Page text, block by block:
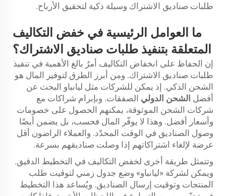
طلبات صناديق الاشتراك وسيلة ذكية لتحقيق الأرباح.
ما العوامل الرئيسية في خفض التكاليف
المتعلقة بتنفيذ طلبات صناديق الاشتراك؟
إن الحفاظ على انخفاض التكاليف أمرٌ بالغ الأهمية في تنفيذ
طلبات صناديق الاشتراك. ومن أبرز الطرق لتوفير المال هو
الشحن الذكي. إذ يمكن للشركات مثل ليانباو البحث عن
أفضل الشحن الدولي الصفقات. وبإبرام شراكات مع
شركات الشحن الموثوقة، يمكنهم الحصول على خصومات
وأسعار أفضل. وهذا لا يوفّر المال فحسب، بل يضمن أيضًا
وصول الصناديق في الوقت المحدّد. والعملاء الراضون أقل
عرضة لإلغاء اشتراكاتهم إذا وصلت صناديقهم بسرعة.
وتتمثل طريقة أخرى لخفض التكاليف في التخطيط الدقيق.
ويمكن لشركة «ليانباو» وضع جدول زمني لتوقيت طلب
المنتجات وتوقيت إرسال الصناديق. ويُساعد هذا التخطيط